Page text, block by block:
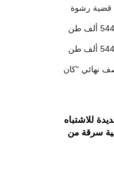
قضية رشوة
نهائي “كان
للاشتباه
سرقة من